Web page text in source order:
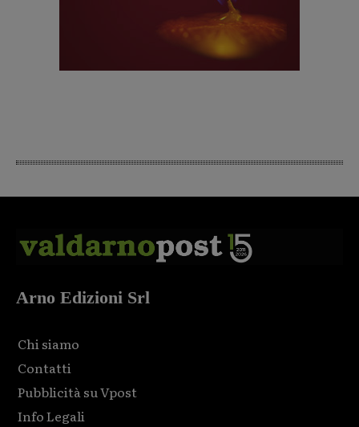
Arno Edizioni Srl
Chi siamo
Contatti
Pubblicità su Vpost
Info Legali